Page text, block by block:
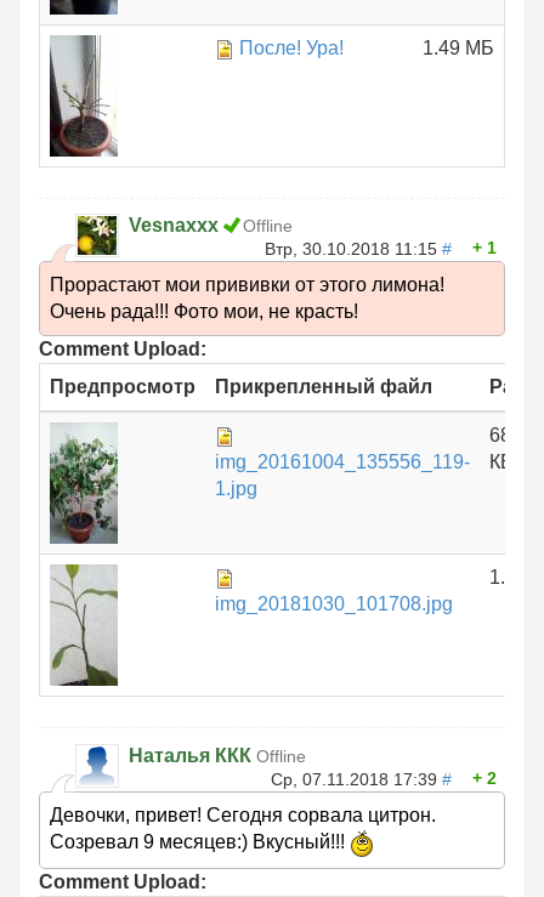
После! Ура! 1.49 МБ
Vesnaxxx
Offline
Втр, 30.10.2018 11:15 # 1
Прорастают мои прививки от этого лимона!
Очень рада!!! Фото мои, не красть!
Comment Upload:
Предпросмотр
Прикрепленный файл
img_20161004_135556_119-
1.jpg
КБ
img_20181030_101708.jpg
1.51
Наталья ККК Offline
Ср, 07.11.2018 17:39 # 2
Девочки, привет! Сегодня сорвала цитрон.
Созревал 9 месяцев:) Вкусный!!!
Comment Upload: